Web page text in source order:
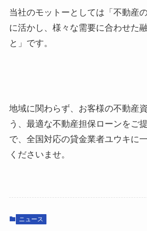
当社のモットーとしては「不動産
に活かし、様々な需要に合わせた
と」です。
地域に関わらず、お客様の不動産
う、最適な不動産担保ローンをご
で、全国対応の貸金業者ユウキに
くださいませ。
ニュース